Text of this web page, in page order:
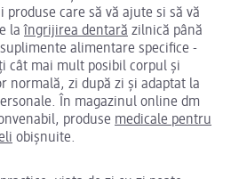
care să vă ajute si să vă
laîngrijirea dentară zilnică până
alimentare specifice -
cât mai mult posibil corpul și
normală, zi după zi și adaptat la
În magazinul online dm
produse medicale pentru
obișnuite.